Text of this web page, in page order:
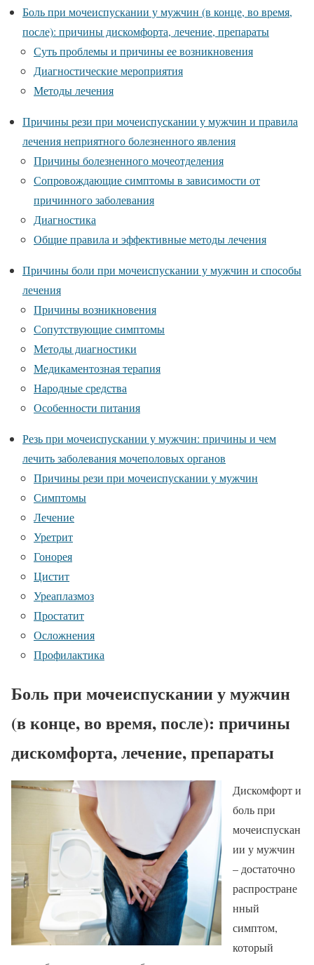
Боль при мочеиспускании у мужчин (в конце, во время,
после): причины дискомфорта, лечение, препараты
Суть проблемы и причины ее возникновения
Диагностические мероприятия
Методы лечения
Причины рези при мочеиспускании у мужчин и правила
лечения неприятного болезненного явления
Причины болезненного мочеотделения
Сопровождающие симптомы в зависимости от
причинного заболевания
Диагностика
Общие правила и эффективные методы лечения
Причины боли при мочеиспускании у мужчин и способы
лечения
Причины возникновения
Сопутствующие симптомы
Методы диагностики
Медикаментозная терапия
Народные средства
Особенности питания
Резь при мочеиспускании у мужчин: причины и чем
лечить заболевания мочеполовых органов
Причины рези при мочеиспускании у мужчин
Симптомы
Лечение
Уретрит
Гонорея
Цистит
Уреаплазмоз
Простатит
Осложнения
Профилактика
Боль при мочеиспускании у мужчин
(в конце, во время, после): причины
дискомфорта, лечение, препараты
Дискомфорт и
боль при
мочеиспускан
ии у мужчин
– достаточно
распростране
нный
симптом,
который